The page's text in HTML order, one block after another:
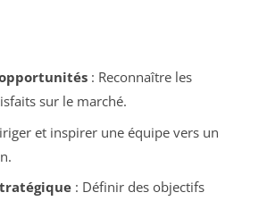
: Reconnaître les
sur le marché.
et inspirer une équipe vers un
: Définir des objectifs